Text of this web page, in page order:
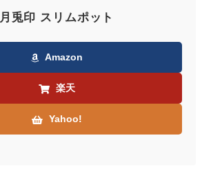
月兎印 スリムポット
Amazon
楽天
Yahoo!